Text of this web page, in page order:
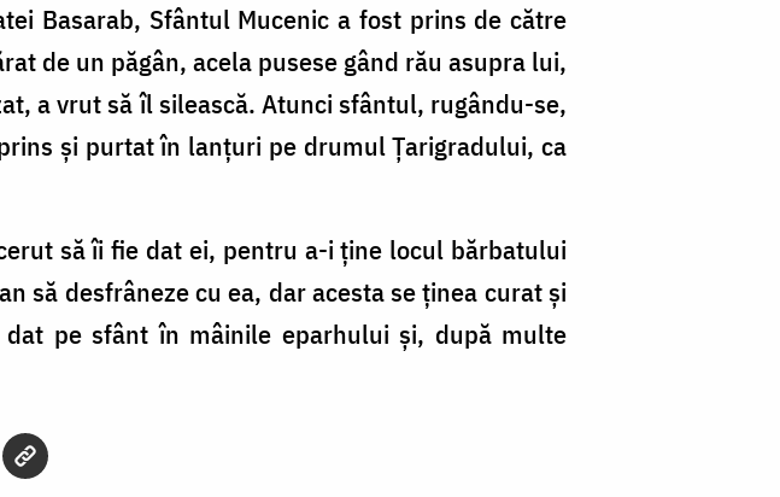
Basarab, Sfântul Mucenic a fost prins de către
de un păgân, acela pusese gând rău asupra lui,
a vrut să îl silească. Atunci sfântul, rugându-se,
și purtat în lanțuri pe drumul Țarigradului, ca
să îi fie dat ei, pentru a-i ține locul bărbatului
să desfrâneze cu ea, dar acesta se ținea curat și
pe sfânt în mâinile eparhului și, după multe